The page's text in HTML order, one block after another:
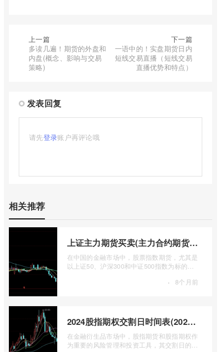
上一篇
多读几遍！期货的外盘和
内盘(概念、影响与交易
策略)
下一篇
一语中的！实盘期货日内
短线交易直播（短线交易
直播优势和特点）
发表回复
请先登录账户再评论哦
相关推荐
上证主力期货买卖(主力合约期货市场大盘)
在中国的金融市场中，股票指数期货，尤其是
以上证50、沪深300和中证500指数为标的的
· 8个月前
2024股指期权交割日时间表(2024股指期货交割日)
在金融衍生品市场中，股指期货和股指期权作
为重要的风险管理和投资工具，其交割日的设